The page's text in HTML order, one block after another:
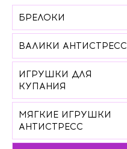
БРЕЛОКИ
ВАЛИКИ АНТИСТРЕСС
ИГРУШКИ ДЛЯ
КУПАНИЯ
МЯГКИЕ ИГРУШКИ
АНТИСТРЕСС